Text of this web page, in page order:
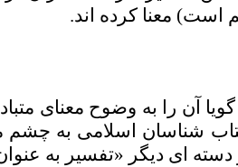
است) معنا کرده اند.
آن را به وضوح معنای
شناسان اسلامی به
دسته ای دیگر «تفسیر به